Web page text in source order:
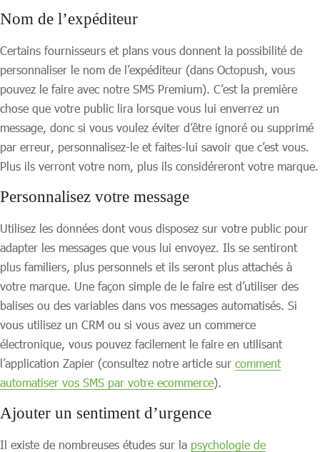
Nom de l’expéditeur
Certains fournisseurs et plans vous donnent la possibilité de
personnaliser le nom de l’expéditeur (dans Octopush, vous
pouvez le faire avec notre SMS Premium). C’est la première
chose que votre public lira lorsque vous lui enverrez un
message, donc si vous voulez éviter d’être ignoré ou supprimé
par erreur, personnalisez-le et faites-lui savoir que c’est vous.
Plus ils verront votre nom, plus ils considéreront votre marque.
Personnalisez votre message
Utilisez les données dont vous disposez sur votre public pour
adapter les messages que vous lui envoyez. Ils se sentiront
plus familiers, plus personnels et ils seront plus attachés à
votre marque. Une façon simple de le faire est d’utiliser des
balises ou des variables dans vos messages automatisés. Si
vous utilisez un CRM ou si vous avez un commerce
électronique, vous pouvez facilement le faire en utilisant
l’application Zapier (consultez notre article sur comment
automatiser vos SMS par votre ecommerce).
Ajouter un sentiment d’urgence
Il existe de nombreuses études sur la psychologie de